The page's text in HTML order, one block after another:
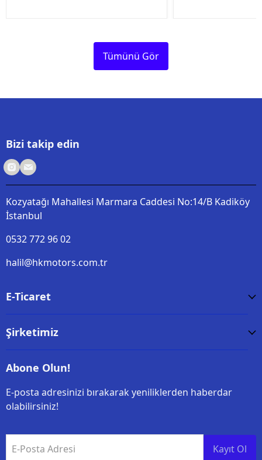
Tümünü Gör
Bizi takip edin
Kozyatağı Mahallesi Marmara Caddesi No:14/B Kadiköy
İstanbul
0532 772 96 02
halil@hkmotors.com.tr
E-Ticaret
Şirketimiz
Abone Olun!
E-posta adresinizi bırakarak yeniliklerden haberdar
olabilirsiniz!
E-Posta Adresi Kayıt Ol